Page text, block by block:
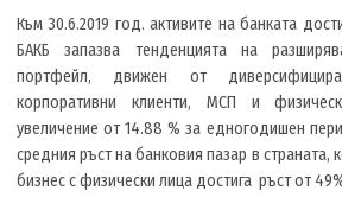
Към 30.6.2019 год. активите на банката
БАКБ запазва тенденцията на
портфейл, движен от
корпоративни клиенти, МСП и
увеличение от 14.88 % за едногодишен
средния ръст на банковия пазар в страната,
бизнес с физически лица достига ръст от